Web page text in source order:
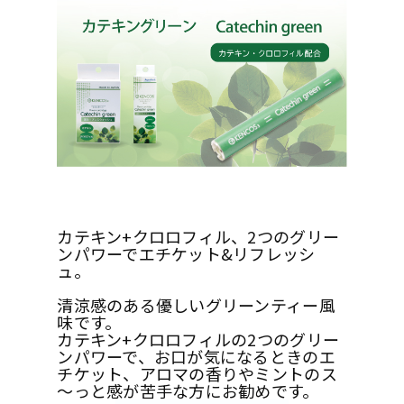
カテキン+クロロフィル、2つのグリー
ンパワーでエチケット&リフレッシ
ュ。
清涼感のある優しいグリーンティー風
味です。
カテキン+クロロフィルの2つのグリー
ンパワーで、お口が気になるときのエ
チケット、アロマの香りやミントのス
～っと感が苦手な方にお勧めです。